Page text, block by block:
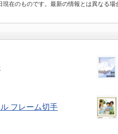
現在のものです。最新の情報とは異なる
フレーム切手